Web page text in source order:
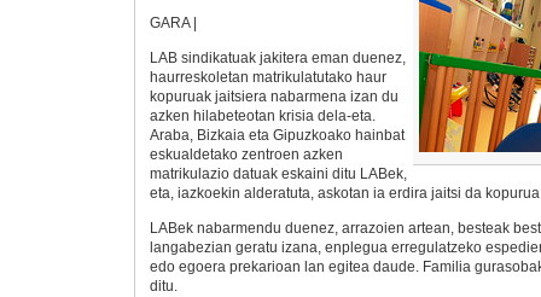
GARA |
LAB sindikatuak jakitera eman duenez,
haurreskoletan matrikulatutako haur
kopuruak jaitsiera nabarmena izan du
azken hilabeteotan krisia dela-eta.
Araba, Bizkaia eta Gipuzkoako hainbat
eskualdetako zentroen azken
matrikulazio datuak eskaini ditu LABek,
eta, iazkoekin alderatuta, askotan ia erdira jaitsi da
LABek nabarmendu duenez, arrazoien artean, besteak
langabezian geratu izana, enplegua erregulatzeko
edo egoera prekarioan lan egitea daude. Familia
ditu.